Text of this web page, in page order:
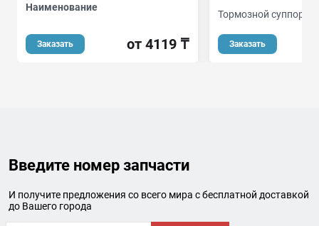
Наименование
Заказать от 4119 ₸
Тормозной суппорт
Заказать
Введите номер запчасти
И получите предложения со всего мира с бесплатной доставкой
до Вашего города